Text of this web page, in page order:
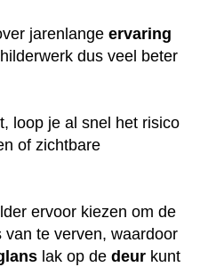
jarenlange ervaring
dus veel beter
loop je al snel het risico
of zichtbare
ervoor kiezen om de
te verven, waardoor
lak op de deur kunt